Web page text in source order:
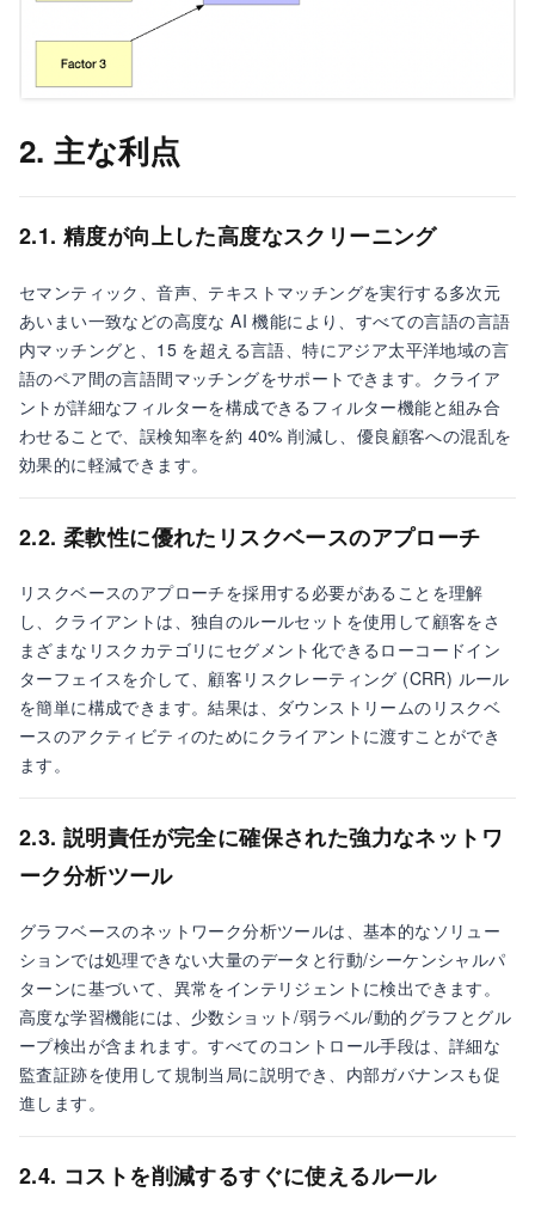
2. 主な利点
2.1. 精度が向上した高度なスクリーニング
セマンティック、音声、テキストマッチングを実行する多次元
あいまい一致などの高度な AI 機能により、すべての言語の言語
内マッチングと、15 を超える言語、特にアジア太平洋地域の言
語のペア間の言語間マッチングをサポートできます。クライア
ントが詳細なフィルターを構成できるフィルター機能と組み合
わせることで、誤検知率を約 40% 削減し、優良顧客への混乱を
効果的に軽減できます。
2.2. 柔軟性に優れたリスクベースのアプローチ
リスクベースのアプローチを採用する必要があることを理解
し、クライアントは、独自のルールセットを使用して顧客をさ
まざまなリスクカテゴリにセグメント化できるローコードイン
ターフェイスを介して、顧客リスクレーティング (CRR) ルール
を簡単に構成できます。結果は、ダウンストリームのリスクベ
ースのアクティビティのためにクライアントに渡すことができ
ます。
2.3. 説明責任が完全に確保された強力なネットワ
ーク分析ツール
グラフベースのネットワーク分析ツールは、基本的なソリュー
ションでは処理できない大量のデータと行動/シーケンシャルパ
ターンに基づいて、異常をインテリジェントに検出できます。
高度な学習機能には、少数ショット/弱ラベル/動的グラフとグル
ープ検出が含まれます。すべてのコントロール手段は、詳細な
監査証跡を使用して規制当局に説明でき、内部ガバナンスも促
進します。
2.4. コストを削減するすぐに使えるルール